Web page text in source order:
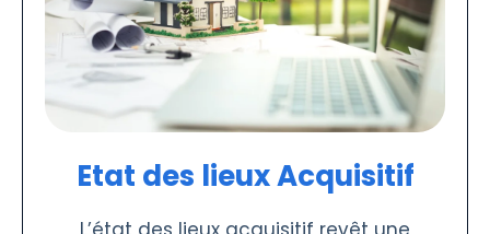
Etat des lieux Acquisitif